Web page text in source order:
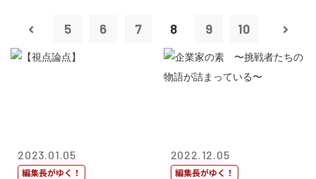
5 6 7 8 9 10
2023.01.05
編集長がゆく！
2022.12.05
編集長がゆく！